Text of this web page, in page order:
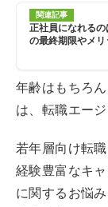
関連記事
正社員になれる
の最終期限やメ
年齢はもちろ
は、転職エー
若年層向け転
経験豊富なキ
に関するお悩